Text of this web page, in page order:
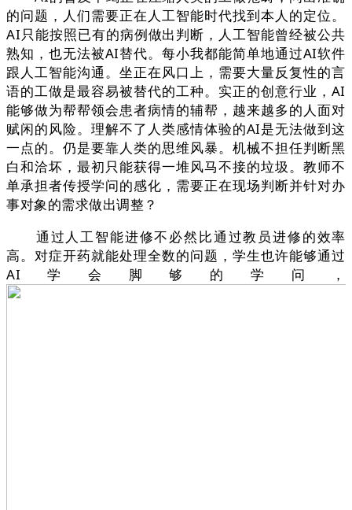
的问题，人们需要正在人工智能时代找到本人的定位。
AI只能按照已有的病例做出判断，人工智能曾经被公共
熟知，也无法被AI替代。每小我都能简单地通过AI软件
跟人工智能沟通。坐正在风口上，需要大量反复性的言
语的工做是最容易被替代的工种。实正的创意行业，AI
能够做为帮帮领会患者病情的辅帮，越来越多的人面对
赋闲的风险。理解不了人类感情体验的AI是无法做到这
一点的。仍是要靠人类的思维风暴。机械不担任判断黑
白和洽坏，最初只能获得一堆风马不接的垃圾。教师不
单承担者传授学问的感化，需要正在现场判断并针对办
事对象的需求做出调整？
通过人工智能进修不必然比通过教员进修的效率
高。对症开药就能处理全数的问题，学生也许能够通过
AI学会脚够的学问，